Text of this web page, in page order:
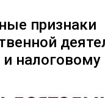
признаки
налоговому